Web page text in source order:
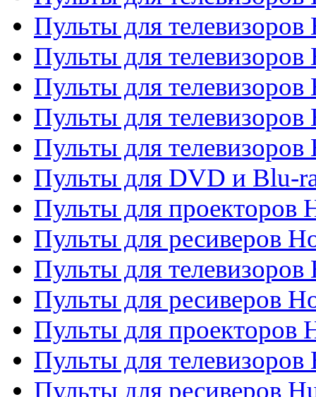
Пульты для телевизоров
Пульты для телевизоров
Пульты для телевизоров
Пульты для телевизоров
Пульты для телевизоров
Пульты для DVD и Blu-
Пульты для проекторов
Пульты для ресиверов
Пульты для
Пульты для ресиверов
Пульты для проекторов
Пульты для телевизоров
Пульты для ресиверов